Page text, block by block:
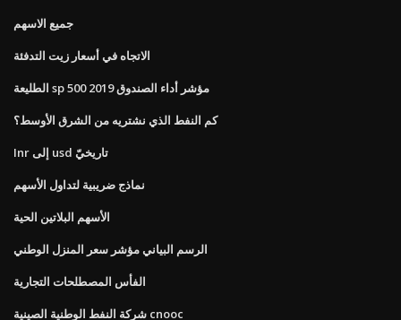
جميع الاسهم
الاتجاه في أسعار زيت التدفئة
الطليعة sp 500 مؤشر أداء الصندوق 2019
كم النفط الذي نشتريه من الشرق الأوسط؟
Inr إلى usd تاريخيّ
نماذج ضريبية لتداول الأسهم
الأسهم البلاتين الحية
الرسم البياني مؤشر سعر المنزل الوطني
الفأس المصطلحات التجارية
شركة النفط الوطنية الصينية cnooc